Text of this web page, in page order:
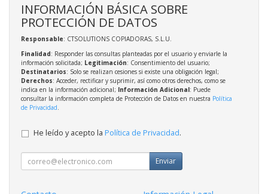
INFORMACIÓN BÁSICA SOBRE
PROTECCIÓN DE DATOS
Responsable: CTSOLUTIONS COPIADORAS, S.L.U.
Finalidad: Responder las consultas planteadas por el usuario y enviarle la
información solicitada; Legitimación: Consentimiento del usuario;
Destinatarios: Solo se realizan cesiones si existe una obligación legal;
Derechos: Acceder, rectificar y suprimir, así como otros derechos, como se
indica en la información adicional; Información Adicional: Puede
consultar la información completa de Protección de Datos en nuestra Política
de Privacidad.
He leído y acepto la Política de Privacidad.
Enviar